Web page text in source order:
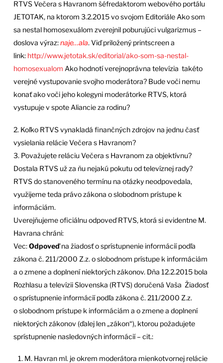
RTVS Večera s Havranom šéfredaktorom webového portálu
JETOTAK, na ktorom 3.2.2015 vo svojom Editoriále Ako som
sa nestal homosexuálom zverejnil poburujúci vulgarizmus –
doslova výraz:naje…ala. Viď priložený printscreen a
link: http://www.jetotak.sk/editorial/ako-som-sa-nestal-
homosexualom Ako hodnotí verejnoprávna televízia takéto
verejné vystupovanie svojho moderátora? Bude voči nemu
konať ako voči jeho kolegyni moderátorke RTVS, ktorá
vystupuje v spote Aliancie za rodinu?
2. Koľko RTVS vynakladá finančných zdrojov na jednu časť
vysielania relácie Večera s Havranom?
3. Považujete reláciu Večera s Havranom za objektívnu?
Dostala RTVS už za ňu nejakú pokutu od televíznej rady?
RTVS do stanoveného termínu na otázky neodpovedala,
využijeme teda právo zákona o slobodnom prístupe k
informáciám.
Uverejňujeme oficiálnu odpoveď RTVS, ktorá si evidentne M.
Havrana chráni:
Vec:Odpoveďna žiadosť o sprístupnenie informácií podľa
zákona č. 211/2000 Z.z. o slobodnom prístupe k informáciám
a o zmene a doplnení niektorých zákonov. Dňa 12.2.2015 bola
Rozhlasu a televízii Slovenska (RTVS) doručená Vaša Žiadosť
o sprístupnenie informácií podľa zákona č. 211/2000 Z.z.
o slobodnom prístupe k informáciám a o zmene a doplnení
niektorých zákonov (ďalej len „zákon“), ktorou požadujete
sprístupnenie nasledovných informácií – cit.:
M. Havran ml. je okrem moderátora mienkotvornej relácie